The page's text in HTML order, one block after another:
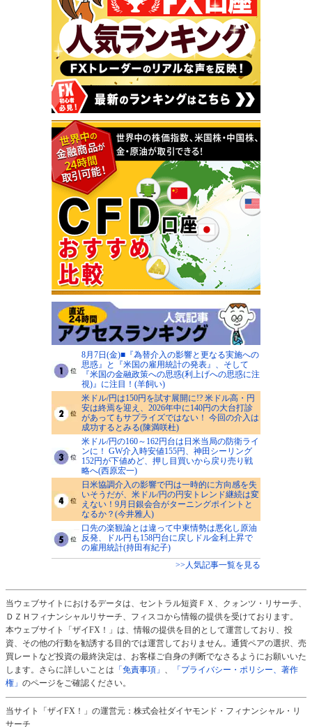
8月7日(金)■『為替介入の影響と更なる実施への
思惑』と『米国の雇用統計の発表』、そして
『米国の金融政策への思惑(利上げへの思惑に注
視)』に注目！(羊飼い)
米ドル/円は150円を試す展開に!? 米ドル高・円
安は終焉を迎え、2026年中に140円の大台打診
があってもサプライズではない！ 今回の介入は
成功するとみる(陳満咲杜)
米ドル/円の160～162円台は日米当局の防衛ライ
ンに！ GW介入時安値155円、神田シーリング
152円が下値めど、押し目買いから戻り売り戦
略へ(西原宏一)
日米協調介入の影響で円は一時的に方向感を失
いそうだが、米ドル/円の円安トレンド継続は変
えない！9月日銀会合がターニングポイントと
なるか？(今井雅人)
口先の楽観論とは違って中東情勢は悪化し原油
反発、ドル円も158円台に戻しドル金利上昇で
の雇用統計(持田有紀子)
>>人気記事一覧を見る
当ウェブサイトにおけるデータは、セントラル短資ＦＸ、クォンツ・リサーチ、
ＤＺＨフィナンシャルリサーチ、フィスコから情報の提供を受けております。
本ウェブサイト「ザイFX！」は、情報の提供を目的として運営しており、投
資、その他の行動を勧誘する目的では運営しておりません。通貨ペアの選択、売
買レートなど投資の最終決定は、お客様ご自身の判断でなさるようにお願いいた
します。さらに詳しいことは 「免責事項」
「プライバシー・ポリシー、著作
権」 のページをご確認ください。
当サイト「ザイFX！」の運営元：株式会社ダイヤモンド・フィナンシャル・リ
サーチ